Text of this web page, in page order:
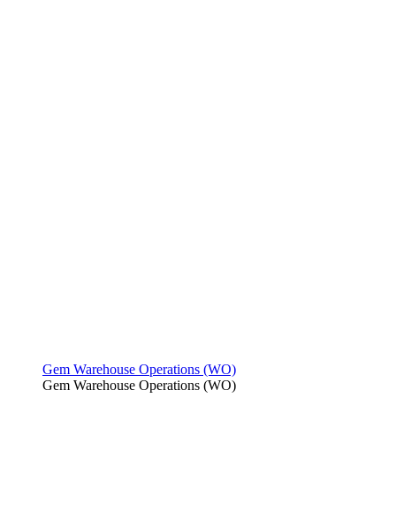
Gem Warehouse Operations (WO)
Gem Warehouse Operations (WO)